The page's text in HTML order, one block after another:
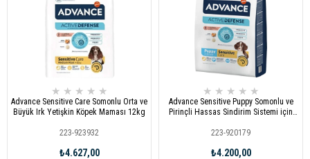
★ ★ ★ ★ ★
Advance Sensitive Care Somonlu Orta ve
Büyük Irk Yetişkin Köpek Maması 12kg
223-923932
₺4.627,00
★ ★ ★ ★ ★
Advance Sensitive Puppy Somonlu ve
Pirinçli Hassas Sindirim Sistemi için
223-920179
₺4.200,00